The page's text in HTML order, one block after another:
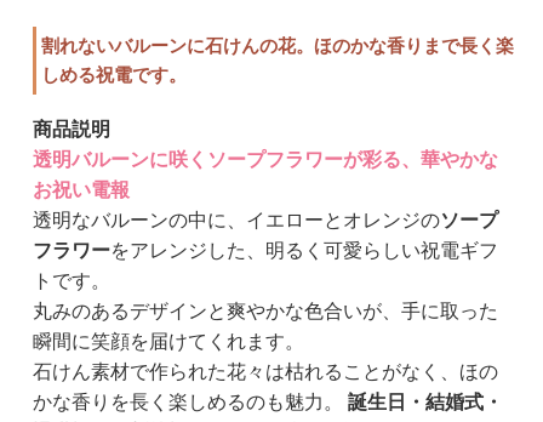
割れないバルーンに石けんの花。ほのかな香りまで長く楽
しめる祝電です。
商品説明
透明バルーンに咲くソープフラワーが彩る、華やかな
お祝い電報
透明なバルーンの中に、イエローとオレンジのソープ
フラワーをアレンジした、明るく可愛らしい祝電ギフ
トです。
丸みのあるデザインと爽やかな色合いが、手に取った
瞬間に笑顔を届けてくれます。
石けん素材で作られた花々は枯れることがなく、ほの
かな香りを長く楽しめるのも魅力。 誕生日・結婚式・